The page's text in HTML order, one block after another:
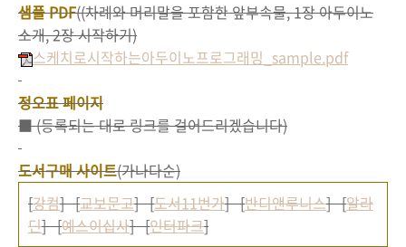
샘플 PDF((차례와 머리말을 포함한 앞부속물, 1장 아두이노
소개, 2장 시작하기)
스케치로시작하는아두이노프로그래밍_sample.pdf
정오표 페이지
■ (등록되는 대로 링크를 걸어드리겠습니다)
도서구매 사이트(가나다순)
[강컴] [교보문고] [도서11번가] [반디앤루니스] [알라
딘] [예스이십사] [인터파크]